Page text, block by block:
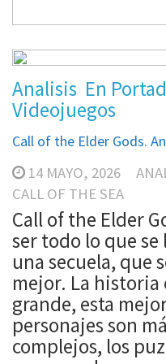
Analisis En
Videojuegos
Phonopolis. Análisis
3 JUNIO, 2026
el juego de
va, esencialmente
que hay en
rededor de esa
sencilla estos
point&click han
toda una obra de
jugable digna de
puesto bien alto
Analisis En
Videojuegos
Call of the Elder Gods.
14 MAYO, 2026
CALL OF THE SEA
Call of the Elder
ser todo lo que se
una secuela, que
mejor. La historia
grande, esta
personajes son
complejos, los